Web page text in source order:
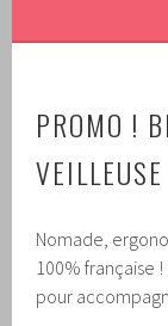
PROMO !
Nomade,
100% française
pour